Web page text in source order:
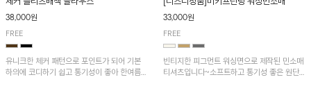
38,000원
FREE
유니크한 체커 패턴으로 포인트가 되어 기본
하의에 코디하기 쉽고 통기성이 좋아 한여름에
33,000원
FREE
빈티지한 피그먼트 워싱면으로 제작된 민소매
티셔츠입니다~소프트하고 통기성 좋은 원단